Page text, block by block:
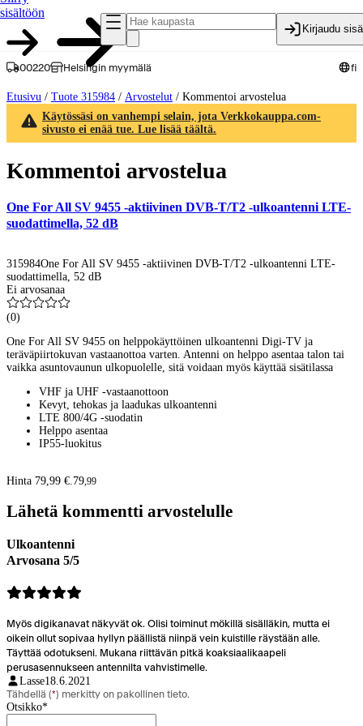
sisältöön
Kirjaudu
00220 Helsingin myymälä fi
Etusivu / Tuote 315984 / Arvostelut / Kommentoi arvostelua
Käytössäsi on vanhempi selain, jota Verkkokauppa.com-
sivusto ei enää tue. Lue lisää täältä.
Kommentoi arvostelua
One For All SV 9455 -aktiivinen DVB-T/T2 -ulkoantenni LTE-
suodattimella, 52 dB
315984One For All SV 9455 -aktiivinen DVB-T/T2 -ulkoantenni LTE-
suodattimella, 52 dB
Ei arvosanaa
(0)
One For All SV 9455 on helppokäyttöinen ulkoantenni Digi-TV ja
teräväpiirtokuvan vastaanottoa varten. Antenni on helppo asentaa talon tai
vaikka asuntovaunun ulkopuolelle, sitä voidaan myös käyttää sisätilassa
VHF ja UHF -vastaanottoon
Kevyt, tehokas ja laadukas ulkoantenni
LTE 800/4G -suodatin
Helppo asentaa
IP55-luokitus
Hinta 79,99 €. 79,99
Lähetä kommentti arvostelulle
Ulkoantenni
Arvosana 5/5
Myös digikanavat näkyvät ok. Olisi toiminut mökillä sisälläkin, mutta ei
oikein ollut sopivaa hyllyn päällistä niinpä vein kuistille räystään alle.
Täyttää odotukseni. Mukana riittävän pitkä koaksiaalikaapeli
perusasennukseen antennilta vahvistimelle.
Lasse18.6.2021
Tähdellä (*) merkitty on pakollinen tieto.
Otsikko*